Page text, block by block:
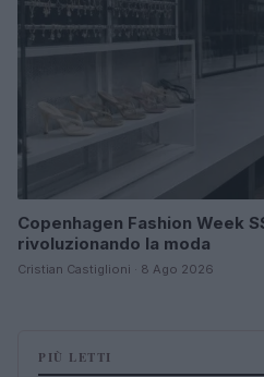
Copenhagen Fashion Week
rivoluzionando la moda
Cristian Castiglioni · 8 Ago 2026
PIÙ LETTI